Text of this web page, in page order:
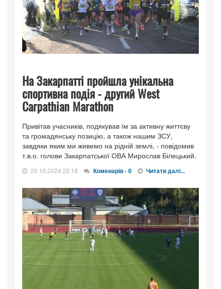
На Закарпатті пройшла унікальна
спортивна подія - другий West
Carpathian Marathon
Привітав учасників, подякував їм за активну життєву
та громадянську позицію, а також нашим ЗСУ,
завдяки яким ми живемо на рідній землі, - повідомив
т.в.о. голови Закарпатської ОВА Мирослав Білецький.
20.10.2024 22:18 Коменарів - 0 Читати далі...